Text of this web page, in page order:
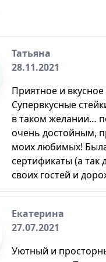
Татьяна
28.11.2021
Приятное и
Супервкусные
в таком желании…
очень достойным,
моих любимых!
сертификаты (а так
своих гостей и
Екатерина
27.07.2021
Уютный и